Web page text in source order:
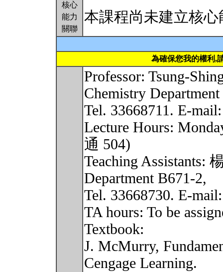
核心
能力
關聯
本課程尚未建立核心
為確保您我的權利,
Professor: Tsung-
Chemistry
Tel. 33668711. E-
Lecture Hours:
通 504)
Teaching Assistants:
Department B671-2,
Tel. 33668730. E-
TA hours: To be
Textbook:
J. McMurry,
Cengage Learning.